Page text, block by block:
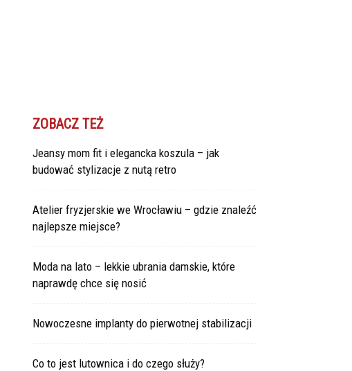
ZOBACZ TEŻ
Jeansy mom fit i elegancka koszula – jak
budować stylizacje z nutą retro
Atelier fryzjerskie we Wrocławiu – gdzie znaleźć
najlepsze miejsce?
Moda na lato – lekkie ubrania damskie, które
naprawdę chce się nosić
Nowoczesne implanty do pierwotnej stabilizacji
Co to jest lutownica i do czego służy?